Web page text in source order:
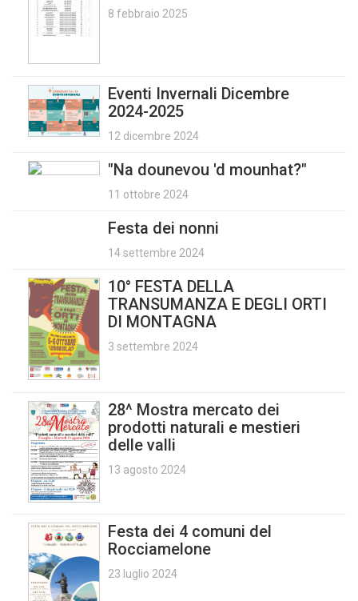
8 febbraio 2025
Eventi Invernali Dicembre
2024-2025
12 dicembre 2024
"Na dounevou 'd mounhat?"
11 ottobre 2024
Festa dei nonni
14 settembre 2024
10° FESTA DELLA
TRANSUMANZA E DEGLI ORTI
DI MONTAGNA
3 settembre 2024
28^ Mostra mercato dei
prodotti naturali e mestieri
delle valli
13 agosto 2024
Festa dei 4 comuni del
Rocciamelone
23 luglio 2024